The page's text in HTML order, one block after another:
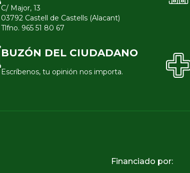
C/ Major, 13
03792 Castell de Castells (Alacant)
Tlfno. 965 51 80 67
BUZÓN DEL CIUDADANO
Escríbenos, tu opinión nos importa.
Financiado por: